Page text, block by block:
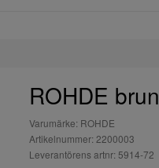
ROHDE
Varumärke: ROHDE
Artikelnummer: 2200003
Leverantörens artnr: 5914-72